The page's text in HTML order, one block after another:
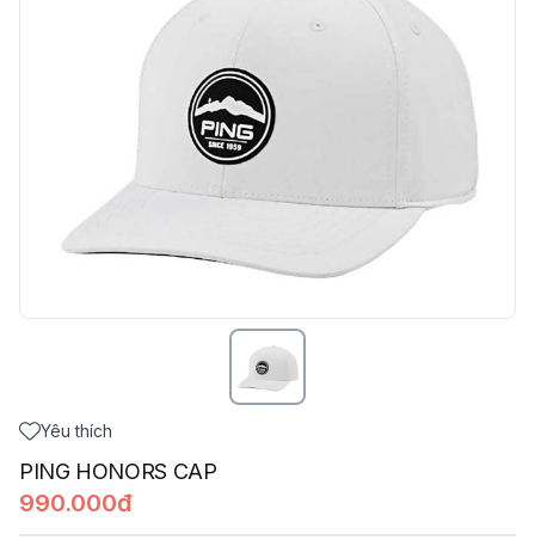
Yêu thích
PING HONORS CAP
990.000đ